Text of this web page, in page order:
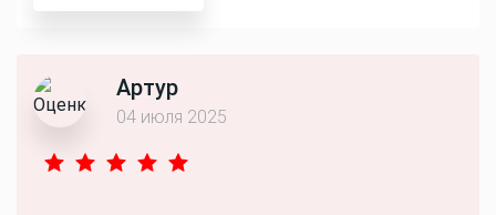
Артур
04 июля 2025